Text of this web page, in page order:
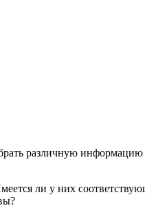
различную
ли у них